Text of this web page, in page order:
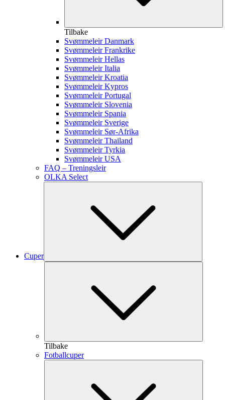
Tilbake
Svømmeleir Danmark
Svømmeleir Frankrike
Svømmeleir Hellas
Svømmeleir Italia
Svømmeleir Kroatia
Svømmeleir Kypros
Svømmeleir Portugal
Svømmeleir Slovenia
Svømmeleir Spania
Svømmeleir Sverige
Svømmeleir Sør-Afrika
Svømmeleir Thailand
Svømmeleir Tyrkia
Svømmeleir USA
FAQ – Treningsleir
OLKA Select
Cuper
Tilbake
Fotballcuper